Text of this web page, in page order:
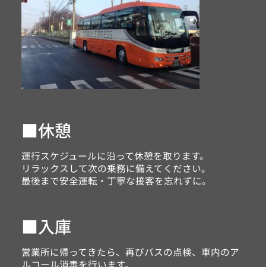
■休憩
運行スケジュールに沿って休憩を取ります。
リラックスして次の乗務に備えてください。​​
最後まで安全運転・丁寧な接客を忘れずに。​​
■入庫
営業所に帰ってきたら、再びバスの点検、車内のア